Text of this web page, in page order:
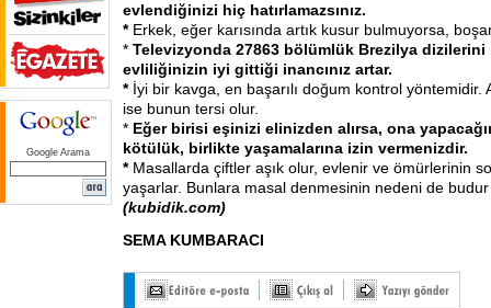
Google Arama
evlendiğinizi hiç hatırlamazsınız.
* Erkek, eğer karısında artık kusur bulmuyorsa,
* Televizyonda 27863 bölümlük Brezilya dizilerini
evliliğinizin iyi gittiği inancınız artar.
* İyi bir kavga, en başarılı doğum kontrol yöntemidir.
ise bunun tersi olur.
* Eğer birisi eşinizi elinizden alırsa, ona
kötülük, birlikte yaşamalarına izin vermenizdir.
* Masallarda çiftler aşık olur, evlenir ve ömürlerinin
yaşarlar. Bunlara masal denmesinin nedeni de
(kubidik.com)
SEMA KUMBARACI